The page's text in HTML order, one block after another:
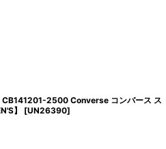
CB141201-2500 Converse コンバース ス
】
[UN26390]